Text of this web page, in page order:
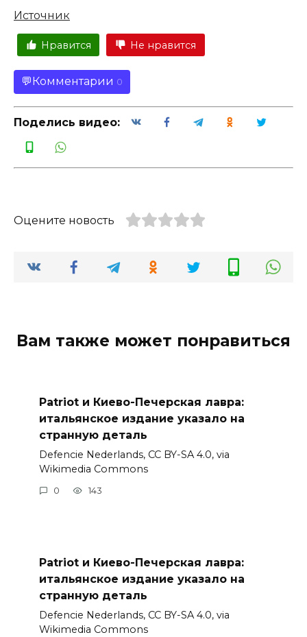
Источник
Нравится Не нравится
Комментарии 0
Поделись видео:
Оцените новость
Вам также может понравиться
Patriot и Киево-Печерская лавра:
итальянское издание указало на
странную деталь
Defencie Nederlands, CC BY-SA 4.0, via
Wikimedia Commons
0 143
Patriot и Киево-Печерская лавра:
итальянское издание указало на
странную деталь
Defencie Nederlands, CC BY-SA 4.0, via
Wikimedia Commons